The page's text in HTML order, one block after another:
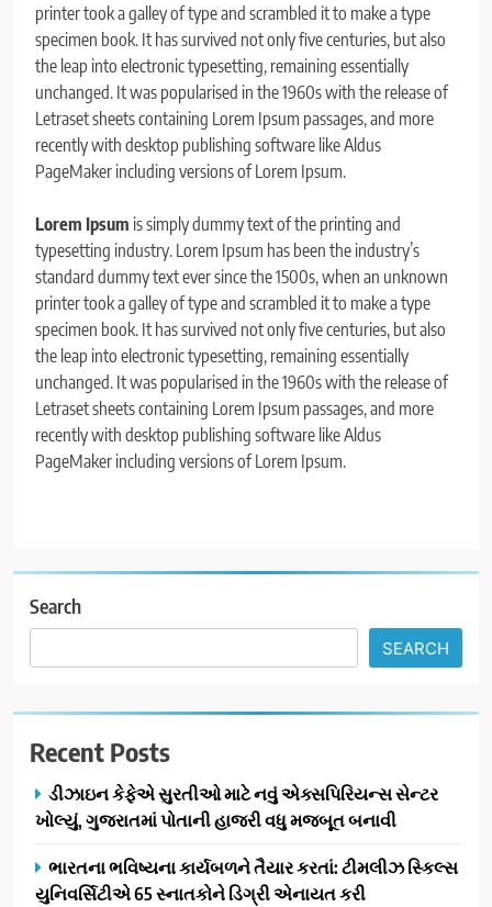
printer took a galley of type and scrambled it to make a type
specimen book. It has survived not only five centuries, but also
the leap into electronic typesetting, remaining essentially
unchanged. It was popularised in the 1960s with the release of
Letraset sheets containing Lorem Ipsum passages, and more
recently with desktop publishing software like Aldus
PageMaker including versions of Lorem Ipsum.
Lorem Ipsum is simply dummy text of the printing and
typesetting industry. Lorem Ipsum has been the industry’s
standard dummy text ever since the 1500s, when an unknown
printer took a galley of type and scrambled it to make a type
specimen book. It has survived not only five centuries, but also
the leap into electronic typesetting, remaining essentially
unchanged. It was popularised in the 1960s with the release of
Letraset sheets containing Lorem Ipsum passages, and more
recently with desktop publishing software like Aldus
PageMaker including versions of Lorem Ipsum.
Search
SEARCH
Recent Posts
ડીઝાઇન કેફેએ સુરતીઓ માટે નવું એક્સપિરિયન્સ સેન્ટર
ખોલ્યું, ગુજરાતમાં પોતાની હાજરી વધુ મજબૂત બનાવી
ભારતના ભવિષ્યના કાર્યબળને તૈયાર કરતાં: ટીમલીઝ સ્કિલ્સ
યુનિવર્સિટીએ 65 સ્નાતકોને ડિગ્રી એનાયત કરી